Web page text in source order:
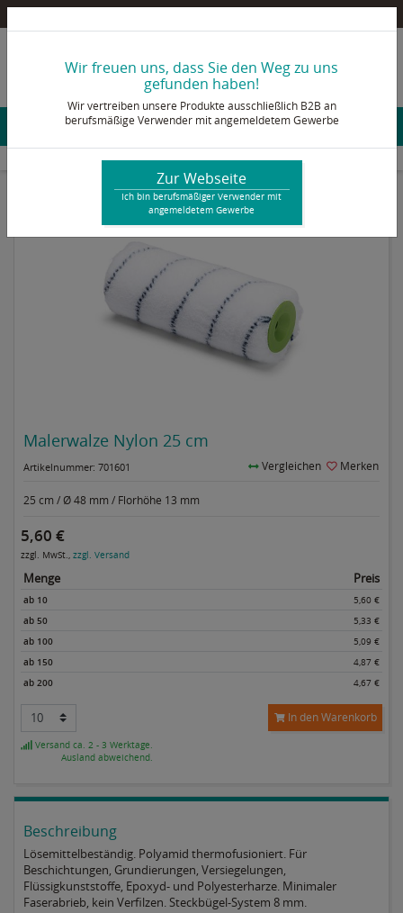
+49 2473 92 78 - 0
Konto & Login
Werkzeug & Zubehör Fellroller & Pinsel Fellroller Malerwalze Nylon 25 cm
Malerwalze Nylon 25 cm
Artikelnummer: 701601 Vergleichen Merken
25 cm / Ø 48 mm / Florhöhe 13 mm
5,60 €
zzgl. MwSt., zzgl. Versand
Menge Preis
ab 10
5,60 €
ab 50
5,33 €
ab 100
5,09 €
ab 150
4,87 €
ab 200
4,67 €
In den Warenkorb
Versand ca. 2 - 3 Werktage.
Ausland abweichend.
Beschreibung
Lösemittelbeständig. Polyamid thermofusioniert. Für
Beschichtungen, Grundierungen, Versiegelungen,
Flüssigkunststoffe, Epoxyd- und Polyesterharze. Minimaler
Faserabrieb, kein Verfilzen. Steckbügel-System 8 mm.
Wir freuen uns, dass Sie den Weg zu uns
gefunden haben!
Wir vertreiben unsere Produkte ausschließlich B2B an
berufsmäßige Verwender mit angemeldetem Gewerbe
Zur Webseite
Ich bin berufsmäßiger Verwender mit
angemeldetem Gewerbe